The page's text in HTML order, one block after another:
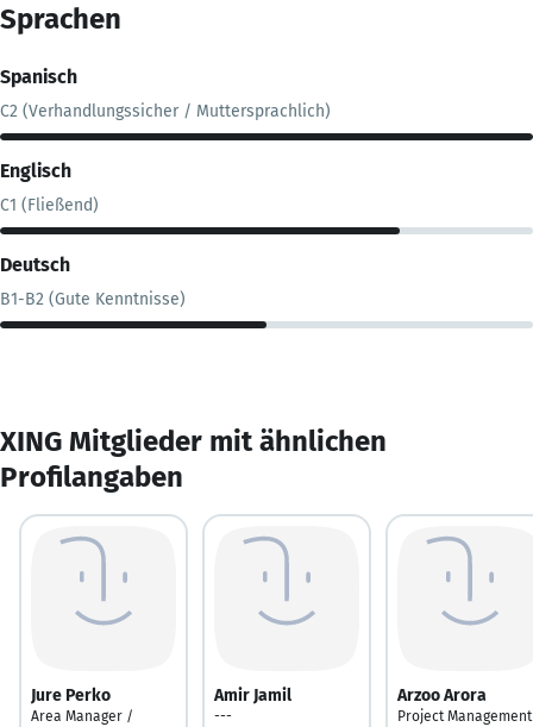
Sprachen
Spanisch
C2 (Verhandlungssicher / Muttersprachlich)
Englisch
C1 (Fließend)
Deutsch
B1-B2 (Gute Kenntnisse)
XING Mitglieder mit ähnlichen
Profilangaben
Jure Perko
Area Manager /
Amir Jamil
---
Arzoo Arora
Project Management